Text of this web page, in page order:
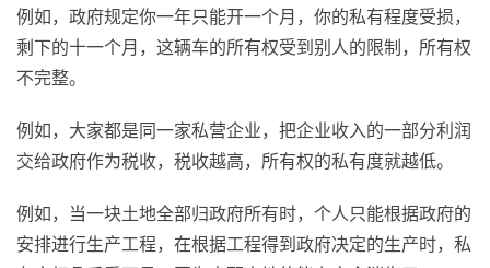
例如，政府规定你一年只能开一个月，你的私有程度受损，
剩下的十一个月，这辆车的所有权受到别人的限制，所有权
不完整。
例如，大家都是同一家私营企业，把企业收入的一部分利润
交给政府作为税收，税收越高，所有权的私有度就越低。
例如，当一块土地全部归政府所有时，个人只能根据政府的
安排进行生产工程，在根据工程得到政府决定的生产时，私